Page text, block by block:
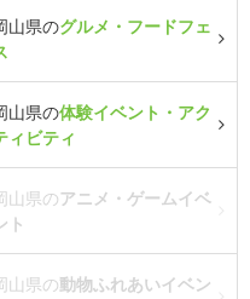
山県のグルメ・フードフェ
山県の体験イベント・アク
ィビティ
山県のアニメ・ゲームイベ
ト
山県の動物ふれあいイベン